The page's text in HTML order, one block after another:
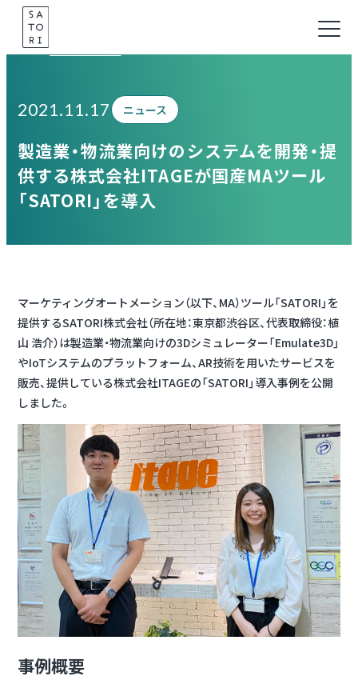
Skip
content
2021.11.17 ニュース
製造業・物流業向けのシステムを開発・提
供する株式会社ITAGEが国産MAツール
「SATORI」を導入
マーケティングオートメーション（以下、MA）ツール「SATORI」を
提供するSATORI株式会社（所在地：東京都渋谷区、代表取締役：植
山 浩介）は製造業・物流業向けの3Dシミュレーター「Emulate3D」
やIoTシステムのプラットフォーム、AR技術を用いたサービスを
販売、提供している株式会社ITAGEの「SATORI」導入事例を公開
しました。
事例概要